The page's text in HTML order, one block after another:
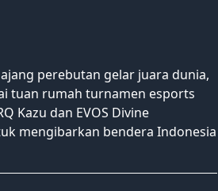
ajang perebutan gelar juara dunia,
tuan rumah turnamen esports
Kazu dan EVOS Divine
mengibarkan bendera Indonesia